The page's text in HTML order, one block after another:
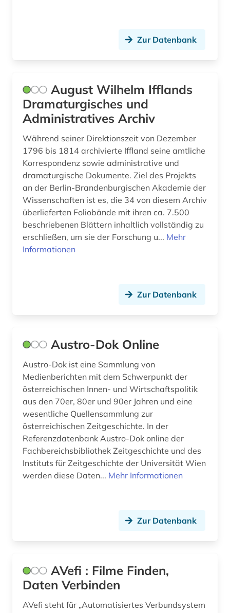
kollektives gedächtnis (1)
kolonialismus (1)
kommentar (2)
kommunikation (5)
kommunikationswissenschaft (6)
komponist (1)
kongress (1)
kulturwissenschaften (7)
kulturzeitschrift (2)
kunst (5)
kunstgeschichte (2)
kurzfilm (2)
künste (2)
künstler (1)
landeskunde (3)
langspielplatte (1)
lettland (1)
Zur Datenbank
August Wilhelm Ifflands
Dramaturgisches und
Administratives Archiv
Während seiner Direktionszeit von Dezember
1796 bis 1814 archivierte Iffland seine amtliche
Korrespondenz sowie administrative und
dramaturgische Dokumente. Ziel des Projekts
an der Berlin-Brandenburgischen Akademie der
Wissenschaften ist es, die 34 von diesem Archiv
überlieferten Foliobände mit ihren ca. 7.500
beschriebenen Blättern inhaltlich vollständig zu
erschließen, um sie der Forschung u... Mehr
Informationen
Zur Datenbank
Austro-Dok Online
Austro-Dok ist eine Sammlung von
Medienberichten mit dem Schwerpunkt der
österreichischen Innen- und Wirtschaftspolitik
aus den 70er, 80er und 90er Jahren und eine
wesentliche Quellensammlung zur
österreichischen Zeitgeschichte. In der
Referenzdatenbank Austro-Dok online der
Fachbereichsbibliothek Zeitgeschichte und des
Instituts für Zeitgeschichte der Universität Wien
werden diese Daten... Mehr Informationen
Zur Datenbank
AVefi : Filme Finden,
Daten Verbinden
AVefi steht für „Automatisiertes Verbundsystem